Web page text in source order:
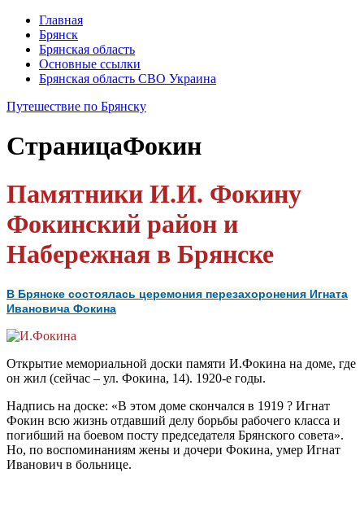
Главная
Брянск
Брянская область
Основные ссылки
Брянская область СВО Украина
Путешествие по Брянску
СтраницаФокин
Памятники И.И. Фокину
Фокинский район и
Набережная в Брянске
В Брянске состоялась церемония перезахоронения Игната
Ивановича Фокина
Открытие мемориальной доски памяти И.Фокина на доме, где
он жил (сейчас – ул. Фокина, 14). 1920-е годы.
Надпись на доске: «В этом доме скончался в 1919 ? Игнат
Фокин всю жизнь отдавший делу борьбы рабочего класса и
погибший на боевом посту председателя Брянского совета».
Но, по воспоминаниям жены и дочери Фокина, умер Игнат
Иванович в больнице.